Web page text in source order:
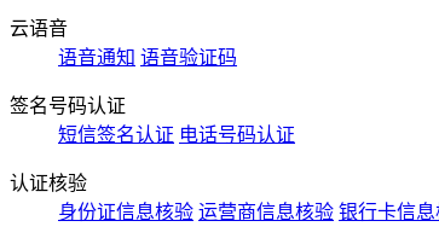
云语音
语音通知 语音验证码
签名号码认证
短信签名认证 电话号码认证
认证核验
身份证信息核验 运营商信息核验 银行卡信